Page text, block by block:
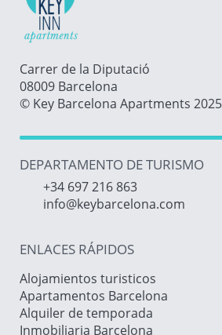
Carrer de la Diputació
08009 Barcelona
© Key Barcelona Apartments 2025
DEPARTAMENTO DE TURISMO
+34 697 216 863
info@keybarcelona.com
ENLACES RÁPIDOS
Alojamientos turisticos
Apartamentos Barcelona
Alquiler de temporada
Inmobiliaria Barcelona